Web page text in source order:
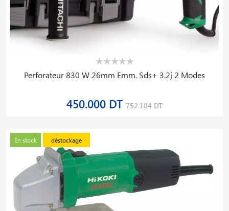
Perforateur 830 W 26mm Emm. Sds+ 3.2j 2 Modes
450.000 DT 752.104 DT
En stock déstockage